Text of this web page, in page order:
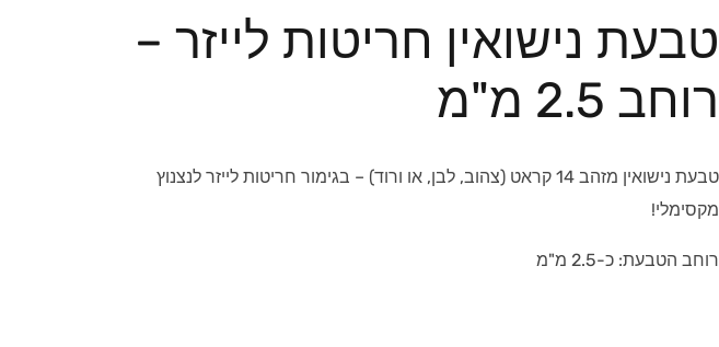
טבעת נישואין חריטות לייזר –
רוחב 2.5 מ"מ
טבעת נישואין מזהב 14 קראט (צהוב, לבן, או ורוד) – בגימור חריטות לייזר לנצנוץ
מקסימלי!
רוחב הטבעת: כ-2.5 מ"מ